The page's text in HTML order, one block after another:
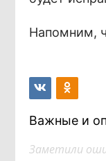
Напомним,
Важные и
Заметили